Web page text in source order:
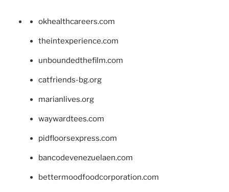
okhealthcareers.com
theintexperience.com
unboundedthefilm.com
catfriends-bg.org
marianlives.org
waywardtees.com
pidfloorsexpress.com
bancodevenezuelaen.com
bettermoodfoodcorporation.com